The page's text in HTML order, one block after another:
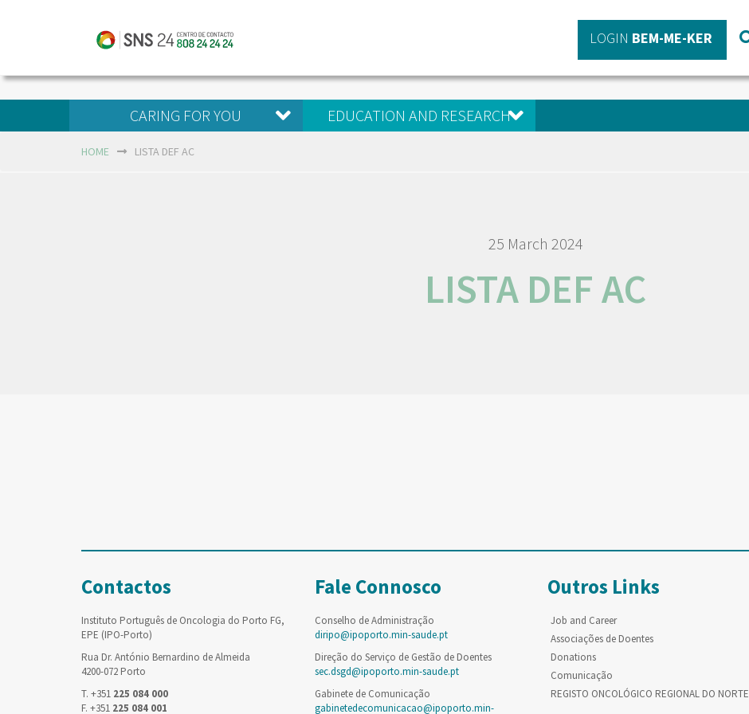
LOGIN BEM-ME-KER
CARING FOR YOU EDUCATION AND RESEARCH
HOME LISTA DEF AC
25 March 2024
LISTA DEF AC
Contactos
Instituto Português de Oncologia do Porto FG,
EPE (IPO-Porto)
Rua Dr. António Bernardino de Almeida
4200-072 Porto
T. +351 225 084 000
F. +351 225 084 001
Fale Connosco
Conselho de Administração
diripo@ipoporto.min-saude.pt
Direção do Serviço de Gestão de Doentes
sec.dsgd@ipoporto.min-saude.pt
Gabinete de Comunicação
gabinetedecomunicacao@ipoporto.min-
Outros Links
Job and Career
Associações de Doentes
Donations
Comunicação
REGISTO ONCOLÓGICO REGIONAL DO NORTE